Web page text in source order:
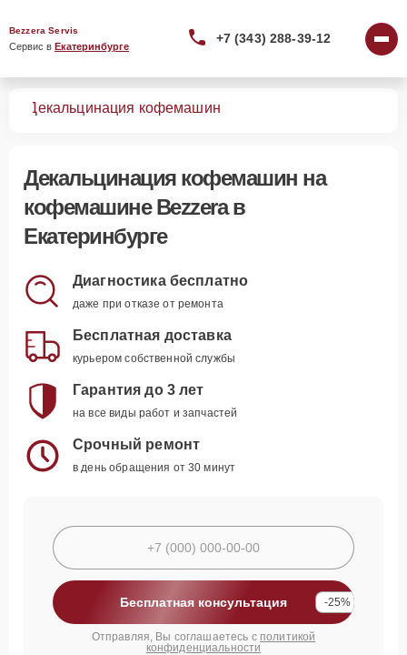
Bezzera Servis
Сервис в Екатеринбурге
+7 (343) 288-39-12
Декальцинация кофемашин
Декальцинация кофемашин на
кофемашине Bezzera в
Екатеринбурге
Диагностика бесплатно
даже при отказе от ремонта
Бесплатная доставка
курьером собственной службы
Гарантия до 3 лет
на все виды работ и запчастей
Срочный ремонт
в день обращения от 30 минут
Бесплатная консультация -25%
Отправляя, Вы соглашаетесь с политикой
конфиденциальности